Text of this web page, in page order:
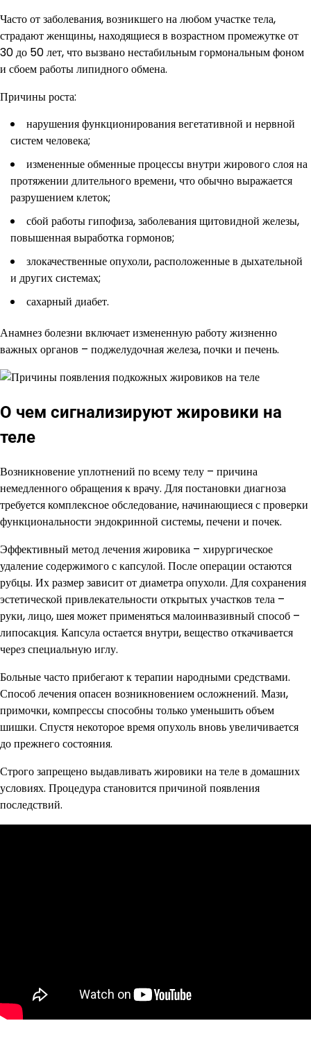
Часто от заболевания, возникшего на любом участке тела,
страдают женщины, находящиеся в возрастном промежутке от
30 до 50 лет, что вызвано нестабильным гормональным фоном
и сбоем работы липидного обмена.
Причины роста:
нарушения функционирования вегетативной и нервной
систем человека;
измененные обменные процессы внутри жирового слоя на
протяжении длительного времени, что обычно выражается
разрушением клеток;
сбой работы гипофиза, заболевания щитовидной железы,
повышенная выработка гормонов;
злокачественные опухоли, расположенные в дыхательной
и других системах;
сахарный диабет.
Анамнез болезни включает измененную работу жизненно
важных органов – поджелудочная железа, почки и печень.
О чем сигнализируют жировики на
теле
Возникновение уплотнений по всему телу – причина
немедленного обращения к врачу. Для постановки диагноза
требуется комплексное обследование, начинающиеся с проверки
функциональности эндокринной системы, печени и почек.
Эффективный метод лечения жировика – хирургическое
удаление содержимого с капсулой. После операции остаются
рубцы. Их размер зависит от диаметра опухоли. Для сохранения
эстетической привлекательности открытых участков тела –
руки, лицо, шея может применяться малоинвазивный способ –
липосакция. Капсула остается внутри, вещество откачивается
через специальную иглу.
Больные часто прибегают к терапии народными средствами.
Способ лечения опасен возникновением осложнений. Мази,
примочки, компрессы способны только уменьшить объем
шишки. Спустя некоторое время опухоль вновь увеличивается
до прежнего состояния.
Строго запрещено выдавливать жировики на теле в домашних
условиях. Процедура становится причиной появления
последствий.